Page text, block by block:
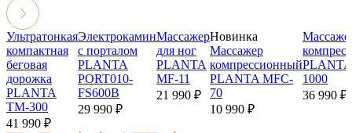
Ультратонкая
компактная
беговая
дорожка
PLANTA
TM-300
41 990 ₽
Электрокамин
с порталом
PLANTA
PORT010-
FS600B
29 990 ₽
Массажер
для ног
PLANTA
MF-11
21 990 ₽
Новинка
Массажер
компрессионный
PLANTA MFC-
70
10 990 ₽
1000
36 990 ₽